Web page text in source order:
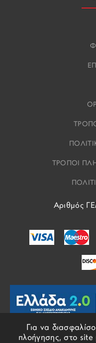
Για να
πλοήγησης, στο site
ΤΡΟΠΟΙ
Αριθμός